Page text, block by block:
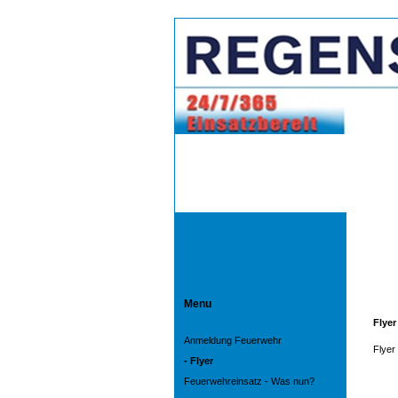
Menu
Anmeldung Feuerwehr
- Flyer
Feuerwehreinsatz - Was nun?
Flyer
Flyer